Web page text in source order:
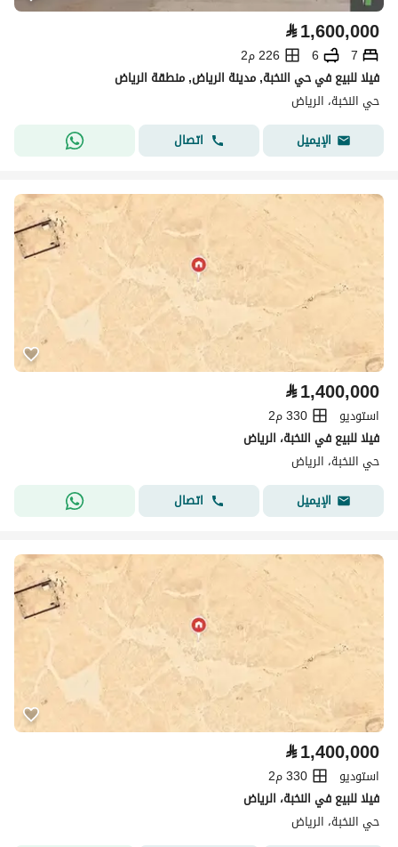
⃁1,600,000
7
6
226 م2
فيلا للبيع في حي النخبة, مدينة الرياض, منطقة الرياض
حي النخبة، الرياض
الإيميل
اتصال
⃁1,400,000
استوديو
330 م2
فيلا للبيع في النخبة، الرياض
حي النخبة، الرياض
الإيميل
اتصال
⃁1,400,000
استوديو
330 م2
فيلا للبيع في النخبة، الرياض
حي النخبة، الرياض